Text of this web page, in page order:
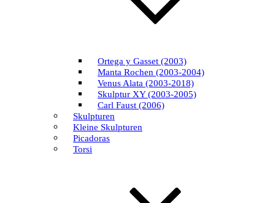
Ortega y Gasset (2003)
Manta Rochen (2003-2004)
Venus Alata (2003-2018)
Skulptur XY (2003-2005)
Carl Faust (2006)
Skulpturen
Kleine Skulpturen
Picadoras
Torsi